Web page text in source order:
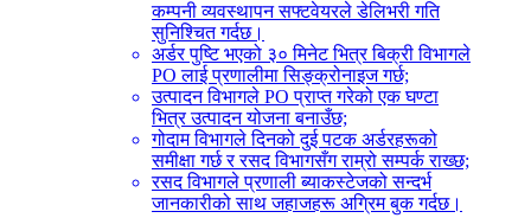
कम्पनी व्यवस्थापन सफ्टवेयरले डेलिभरी गति
सुनिश्चित गर्दछ।
अर्डर पुष्टि भएको ३० मिनेट भित्र बिक्री विभागले
PO लाई प्रणालीमा सिङ्क्रोनाइज गर्छ;
उत्पादन विभागले PO प्राप्त गरेको एक घण्टा
भित्र उत्पादन योजना बनाउँछ;
गोदाम विभागले दिनको दुई पटक अर्डरहरूको
समीक्षा गर्छ र रसद विभागसँग राम्रो सम्पर्क राख्छ;
रसद विभागले प्रणाली ब्याकस्टेजको सन्दर्भ
जानकारीको साथ जहाजहरू अग्रिम बुक गर्दछ।